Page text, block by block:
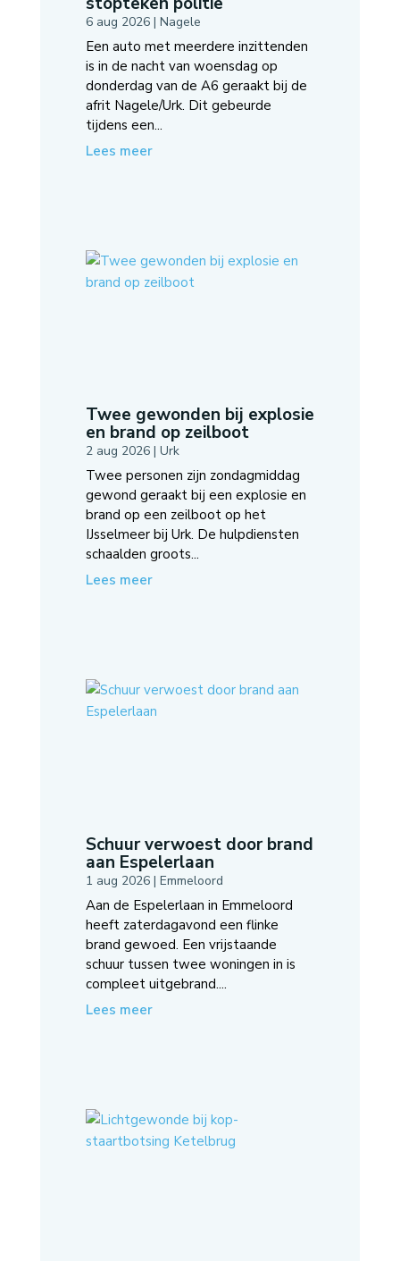
6 aug 2026| Nagele
Een auto met meerdere inzittenden
is in de nacht van woensdag op
donderdag van de A6 geraakt bij de
afrit Nagele/Urk. Dit gebeurde
tijdens een...
Lees meer
Twee gewonden bij explosie
en brand op zeilboot
2 aug 2026| Urk
Twee personen zijn zondagmiddag
gewond geraakt bij een explosie en
brand op een zeilboot op het
IJsselmeer bij Urk. De hulpdiensten
schaalden groots...
Lees meer
Schuur verwoest door brand
aan Espelerlaan
1 aug 2026| Emmeloord
Aan de Espelerlaan in Emmeloord
heeft zaterdagavond een flinke
brand gewoed. Een vrijstaande
schuur tussen twee woningen in is
compleet uitgebrand....
Lees meer